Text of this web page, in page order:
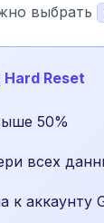
выбрать
Reset
50%
всех
к аккаунту